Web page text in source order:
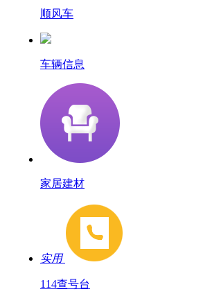
顺风车
车辆信息
家居建材
实用
114查号台